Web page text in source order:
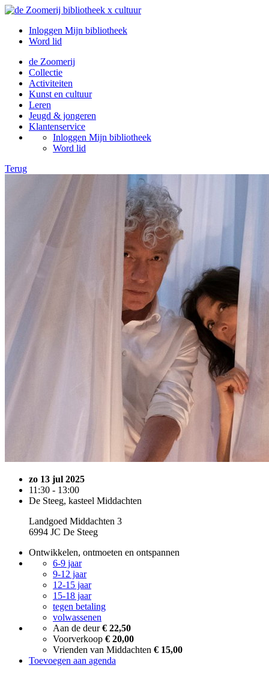
Inloggen Mijn bibliotheek
Word lid
de Zoomerij
Collectie
Activiteiten
Kunst en cultuur
Leren
Jeugd & jongeren
Klantenservice
Inloggen Mijn bibliotheek
Word lid
Terug
zo 13 jul 2025
11:30 - 13:00
De Steeg, kasteel Middachten
Landgoed Middachten 3
6994 JC De Steeg
Ontwikkelen, ontmoeten en ontspannen
6-9 jaar
9-12 jaar
12-15 jaar
15-18 jaar
tegen betaling
volwassenen
Aan de deur€ 22,50
Voorverkoop € 20,00
Vrienden van Middachten € 15,00
Toevoegen aan agenda